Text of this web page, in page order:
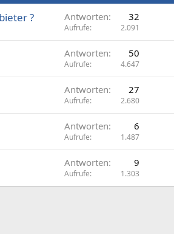
? Antworten 32
Aufrufe 2.091
Antworten 50
Aufrufe 4.647
Antworten 27
Aufrufe 2.680
Antworten 6
Aufrufe 1.487
Antworten 9
Aufrufe 1.303